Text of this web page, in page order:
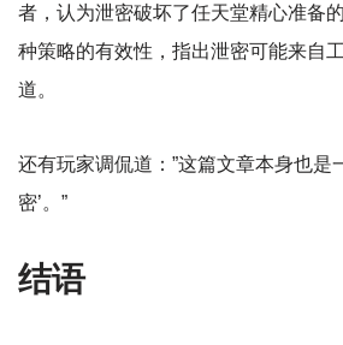
者，认为泄密破坏了任天堂精心准备
种策略的有效性，指出泄密可能来自
道。
还有玩家调侃道：”这篇文章本身也是
密’。”
结语